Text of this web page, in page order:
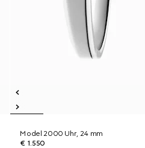
Model 2000 Uhr, 24 mm
€ 1.550